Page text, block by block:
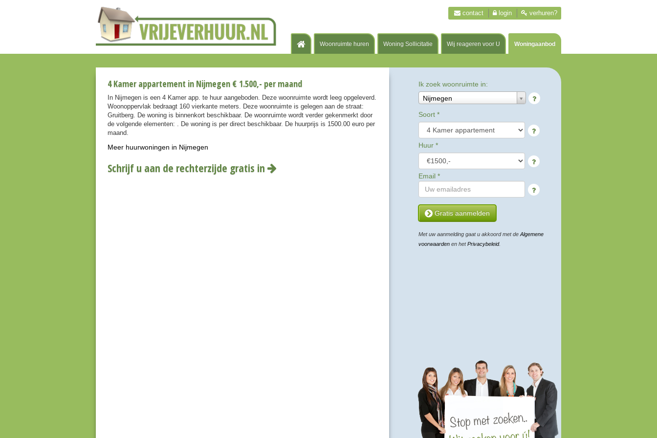
Woonruimte huren Woning Sollicitatie Wij reageren voor U Woningaanbod
contact login verhuren?
4 Kamer appartement in Nijmegen € 1.500,- per maand
In Nijmegen is een 4 Kamer app. te huur aangeboden. Deze woonruimte wordt leeg opgeleverd.
Woonoppervlak bedraagt 160 vierkante meters. Deze woonruimte is gelegen aan de straat:
Gruitberg. De woning is binnenkort beschikbaar. De woonruimte wordt verder gekenmerkt door
de volgende elementen: . De woning is per direct beschikbaar. De huurprijs is 1500.00 euro per
maand.
Meer huurwoningen in Nijmegen
Schrijf u aan de rechterzijde gratis in
Ik zoek woonruimte in:
Nijmegen
Soort *
Huur *
Email *
Gratis aanmelden
Met uw aanmelding gaat u akkoord met de Algemene
voorwaarden en hetPrivacybeleid.